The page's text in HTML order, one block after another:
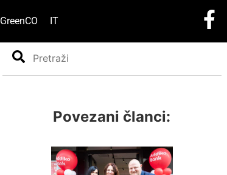
GreenCO IT
Search
Povezani članci: